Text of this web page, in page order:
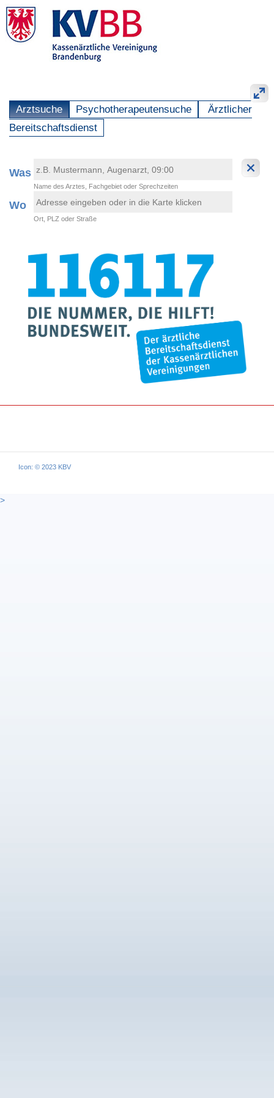
Arztsuche Psychotherapeutensuche
Ärztlicher
Bereitschaftsdienst
Was
Name des Arztes, Fachgebiet oder Sprechzeiten
Wo
Ort, PLZ oder Straße
Icon: © 2023 KBV
>